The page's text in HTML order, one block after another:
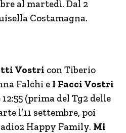
al martedì. Dal 2
Costamagna.
Vostri con Tiberio
Falchi e I Facci Vostri
(prima del Tg2 delle
l’11 settembre, poi
Happy Family. Mi